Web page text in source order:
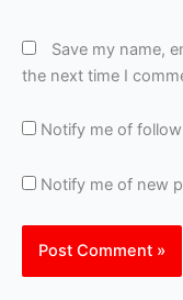
Save my name,
the next time I
Notify me of
Notify me of new